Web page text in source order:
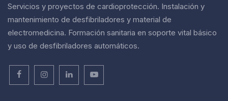
Servicios y proyectos de cardioprotección. Instalación y
mantenimiento de desfibriladores y material de
electromedicina. Formación sanitaria en soporte vital básico
y uso de desfibriladores automáticos.